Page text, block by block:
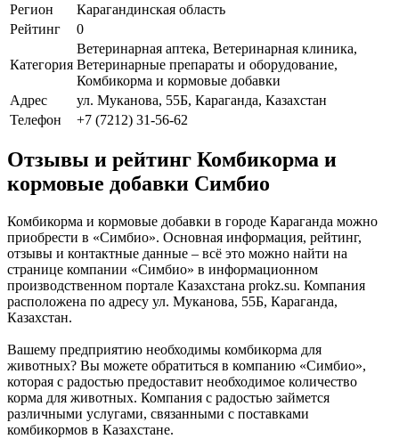
Регион
Карагандинская область
Рейтинг
0
Категория
Ветеринарная аптека, Ветеринарная клиника,
Ветеринарные препараты и оборудование,
Комбикорма и кормовые добавки
Адрес
ул. Муканова, 55Б, Караганда, Казахстан
Телефон
+7 (7212) 31-56-62
Отзывы и рейтинг Комбикорма и
кормовые добавки Симбио
Комбикорма и кормовые добавки в городе Караганда можно
приобрести в «Симбио». Основная информация, рейтинг,
отзывы и контактные данные – всё это можно найти на
странице компании «Симбио» в информационном
производственном портале Казахстана prokz.su. Компания
расположена по адресу ул. Муканова, 55Б, Караганда,
Казахстан.
Вашему предприятию необходимы комбикорма для
животных? Вы можете обратиться в компанию «Симбио»,
которая с радостью предоставит необходимое количество
корма для животных. Компания с радостью займется
различными услугами, связанными с поставками
комбикормов в Казахстане.